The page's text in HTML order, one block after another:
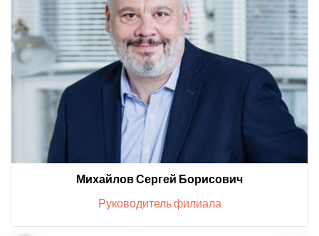
Михайлов Сергей Борисович
Руководитель филиала